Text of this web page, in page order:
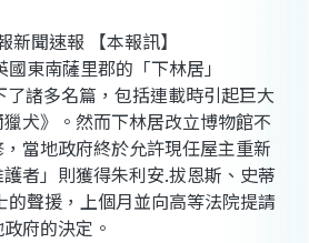
聞速報 【本報訊】
南薩里郡的「下林居」
了諸多名篇，包括連載時引起巨大
犬》。然而下林居改立博物館不
當地政府終於允許現任屋主重新
者」則獲得朱利安.拔恩斯、史蒂
的聲援，上個月並向高等法院提請
府的決定。